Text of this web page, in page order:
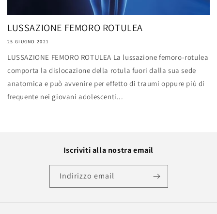
LUSSAZIONE FEMORO ROTULEA
25 GIUGNO 2021
LUSSAZIONE FEMORO ROTULEA La lussazione femoro-rotulea
comporta la dislocazione della rotula fuori dalla sua sede
anatomica e può avvenire per effetto di traumi oppure più di
frequente nei giovani adolescenti...
Iscriviti alla nostra email
Indirizzo email